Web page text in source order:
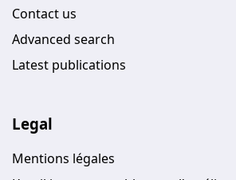
Contact us
Advanced search
Latest publications
Legal
Mentions légales